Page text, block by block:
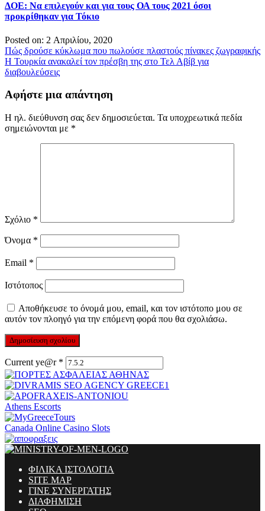
ΔΟΕ: Να επιλεγούν και για τους ΟΑ τους 2021 όσοι
προκρίθηκαν για Τόκιο
Posted on: 2 Απριλίου, 2020
Πλοήγηση
άρθρων
Πώς δρούσε κύκλωμα που πωλούσε πλαστούς πίνακες ζωγραφικής
Η Τουρκία ανακαλεί τον πρέσβη της στο Τελ Αβίβ για
διαβουλεύσεις
Αφήστε μια απάντηση
Η ηλ. διεύθυνση σας δεν δημοσιεύεται. Τα υποχρεωτικά πεδία
σημειώνονται με *
Σχόλιο *
Όνομα *
Email *
Ιστότοπος
Αποθήκευσε το όνομά μου, email, και τον ιστότοπο μου σε
αυτόν τον πλοηγό για την επόμενη φορά που θα σχολιάσω.
Current ye@r *
Athens Escorts
Canada Online Casino Slots
ΦΙΛΙΚΑ ΙΣΤΟΛΟΓΙΑ
SITE MAP
ΓΙΝΕ ΣΥΝΕΡΓΑΤΗΣ
ΔΙΑΦΗΜΙΣΗ